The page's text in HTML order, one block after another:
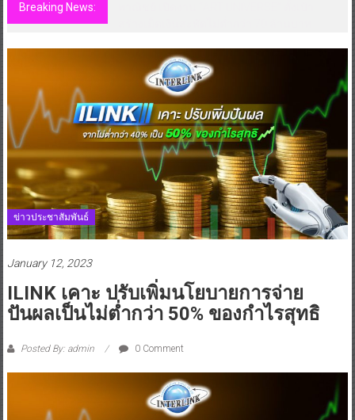
Breaking News:
ข่าวประชาสัมพันธ์
January 12, 2023
ILINK เคาะ ปรับเพิ่มนโยบายการจ่าย
ปันผลเป็นไม่ต่ำกว่า 50% ของกำไรสุทธิ
Posted By: admin 0 Comment